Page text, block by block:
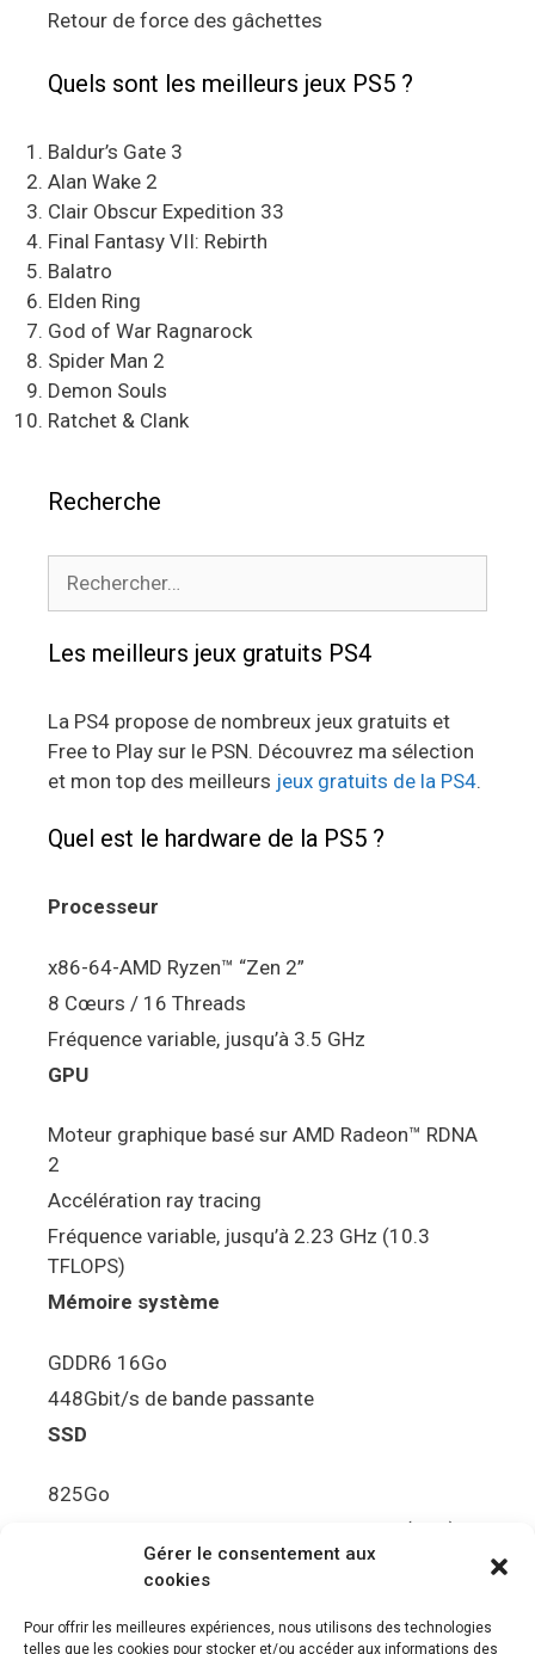
Gérer le consentement aux
cookies
Pour offrir les meilleures expériences, nous utilisons des technologies
telles que les cookies pour stocker et/ou accéder aux informations des
Retour de force des gâchettes
Quels sont les meilleurs jeux PS5 ?
Baldur’s Gate 3
Alan Wake 2
Clair Obscur Expedition 33
Final Fantasy VII: Rebirth
Balatro
Elden Ring
God of War Ragnarock
Spider Man 2
Demon Souls
Ratchet & Clank
Recherche
Les meilleurs jeux gratuits PS4
La PS4 propose de nombreux jeux gratuits et
Free to Play sur le PSN. Découvrez ma sélection
et mon top des meilleurs jeux gratuits de la PS4.
Quel est le hardware de la PS5 ?
Processeur
x86-64-AMD Ryzen™ “Zen 2”
8 Cœurs / 16 Threads
Fréquence variable, jusqu’à 3.5 GHz
GPU
Moteur graphique basé sur AMD Radeon™ RDNA
2
Accélération ray tracing
Fréquence variable, jusqu’à 2.23 GHz (10.3
TFLOPS)
Mémoire système
GDDR6 16Go
448Gbit/s de bande passante
SSD
825Go
5.5Gbit/s de bande passante en lecture (Brut)
Disque de jeu PS5
Ultra HD Blu-ray™, jusqu’à 100Go/disque